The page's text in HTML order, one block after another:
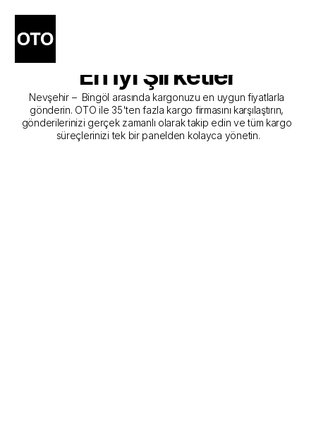
Nevşehir - Bingöl Kargo
Gönderim Hizmeti Sunan
En İyi Şirketler
Nevşehir –  Bingöl arasında kargonuzu en uygun fiyatlarla
gönderin. OTO ile 35'ten fazla kargo firmasını karşılaştırın,
gönderilerinizi gerçek zamanlı olarak takip edin ve tüm kargo
süreçlerinizi tek bir panelden kolayca yönetin.